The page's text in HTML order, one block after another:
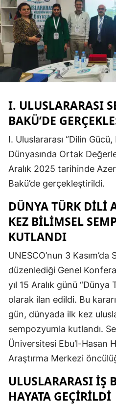
I. ULUSLARARASI
BAKÜ’DE
I. Uluslararası “Dilin
Dünyasında Ortak
Aralık 2025 tarihinde
Bakü’de gerçekleştirildi.
DÜNYA TÜRK DILI
KEZ BILIMSEL
KUTLANDI
UNESCO’nun 3 Kasım’da
düzenlediği Genel
yıl 15 Aralık günü “Dünya
olarak ilan edildi. Bu
gün, dünyada ilk kez
sempozyumla kutlandı.
Üniversitesi Ebu’l-Hasan
Araştırma Merkezi
ULUSLARARASI İŞ
HAYATA GEÇIRILDI